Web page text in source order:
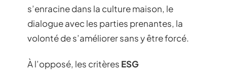
s’enracine dans la culture maison, le
dialogue avec les parties prenantes, la
volonté de s’améliorer sans y être forcé.
À l’opposé, les critères ESG